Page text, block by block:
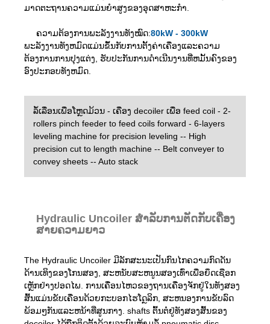
ມາດຕະຖານຄວາມແມ່ນຍໍາສູງຂອງອຸດສາຫະກໍາ.
ຄວາມຕ້ອງການພະລັງງານທັງໝົດ:80kW - 300kW
ພະລັງງານທັງຫມົດແມ່ນຂຶ້ນກັບການຕັ້ງຄ່າເຄື່ອງແລະຄວາມ
ຕ້ອງການການປຸງແຕ່ງ, ຮັບປະກັນການດໍາເນີນງານທີ່ຫມັ້ນຄົງຂອງ
ອົງປະກອບທັງຫມົດ.
ລໍ້ເລື່ອນເພື່ອໂຫຼດມ້ວນ - ເຄື່ອງ decoiler ເພື່ອ feed coil - 2-
rollers pinch feeder to feed coils forward - 6-layers
leveling machine for precision leveling -- High
precision cut to length machine -- Belt conveyer to
convey sheets -- Auto stack
Hydraulic Uncoiler ສໍາລັບການຕັດກັບເຄື່ອງ
ສາຍຄວາມຍາວ
The Hydraulic Uncoiler ມີລັກສະນະເປັນກົນໄກຄວາມກົດດັນ
ດ້ານເທິງຂອງໂກນສອງ, ສະຫນັບສະຫນູນສອງເທົ່າເພື່ອຍຶດເຊືອກ
ເຫຼັກຢ່າງປອດໄພ. ການເຄື່ອນໄຫວຂອງຖານເຄື່ອງຈັກຢູ່ໃນທັງສອງ
ສົ້ນແມ່ນຂັບເຄື່ອນດ້ວຍກະບອກໄຮໂດຼລິກ, ສະຫນອງການຂັບລົດ
ພ້ອມໆກັນແລະຫນ້າທີ່ສູນກາງ. shafts ຕົ້ນຕໍຢູ່ທັງສອງສົ້ນຂອງ